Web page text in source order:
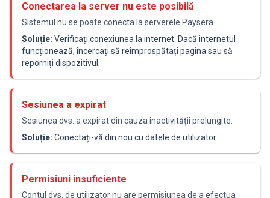
Conectarea la server nu este posibilă
Sistemul nu se poate conecta la serverele Paysera.
Soluție: Verificați conexiunea la internet. Dacă internetul
funcționează, încercați să reîmprospătați pagina sau să
reporniți dispozitivul.
Sesiunea a expirat
Sesiunea dvs. a expirat din cauza inactivității prelungite.
Soluție: Conectați-vă din nou cu datele de utilizator.
Permisiuni insuficiente
Contul dvs. de utilizator nu are permisiunea de a efectua